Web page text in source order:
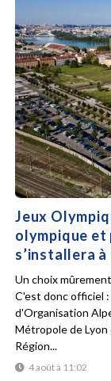
Jeux
olympique et
s’installera
4 août à 11:02
Un choix
C'est donc officiel
d'Organisation
Métropole de Lyon
Région...